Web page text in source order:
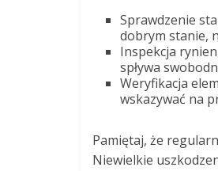
Sprawdzenie
dobrym stanie,
Inspekcja
spływa
Weryfikacja
wskazywać na
Pamiętaj, że
Niewielkie